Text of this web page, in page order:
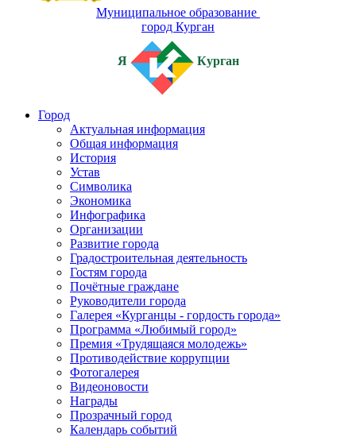
Муниципальное образование
город Курган
Я Курган
Город
Актуальная информация
Общая информация
История
Устав
Символика
Экономика
Инфографика
Организации
Развитие города
Градостроительная деятельность
Гостям города
Почётные граждане
Руководители города
Галерея «Курганцы - гордость города»
Программа «Любимый город»
Премия «Трудящаяся молодежь»
Противодействие коррупции
Фотогалерея
Видеоновости
Награды
Прозрачный город
Календарь событий